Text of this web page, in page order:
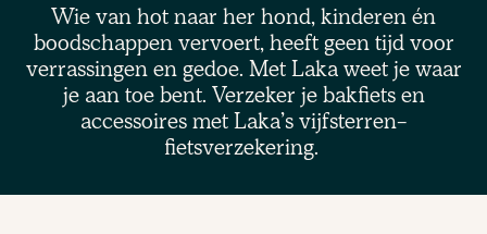
Wie van hot naar her hond, kinderen én
boodschappen vervoert, heeft geen tijd voor
verrassingen en gedoe. Met Laka weet je waar
je aan toe bent. Verzeker je bakfiets en
accessoires met Laka’s vijfsterren-
fietsverzekering.